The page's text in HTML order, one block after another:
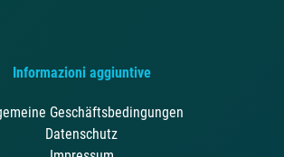
Informazioni aggiuntive
Geschäftsbedingungen
Datenschutz